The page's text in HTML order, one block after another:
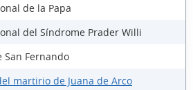
de la Papa
del Síndrome Prader Willi
San Fernando
martirio de Juana de Arco